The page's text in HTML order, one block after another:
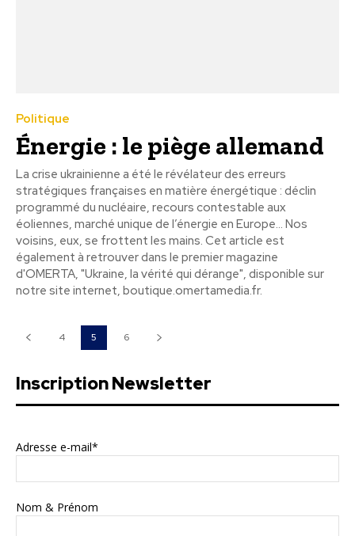
Politique
Énergie : le piège allemand
La crise ukrainienne a été le révélateur des erreurs
stratégiques françaises en matière énergétique : déclin
programmé du nucléaire, recours contestable aux
éoliennes, marché unique de l’énergie en Europe... Nos
voisins, eux, se frottent les mains. Cet article est
également à retrouver dans le premier magazine
d'OMERTA, "Ukraine, la vérité qui dérange", disponible sur
notre site internet, boutique.omertamedia.fr.
4 5 6
Inscription Newsletter
Adresse e-mail*
Nom & Prénom